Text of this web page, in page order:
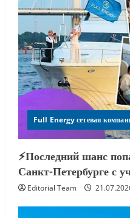
Full Energy сетевая
⚡️Последний шанс
Санкт-Петербурге с
Editorial Team